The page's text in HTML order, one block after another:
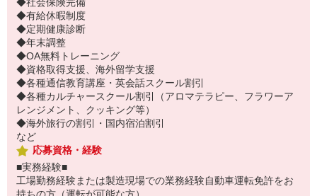
◆有給休暇制度
◆定期健康診断
◆年末調整
◆OA無料トレーニング
◆資格取得支援、海外留学支援
◆各種通信教育講座・英会話スクール割引
◆各種カルチャースクール割引（アロマテラピー、フラワーア
レンジメント、クッキング等）
◆海外旅行の割引・国内宿泊割引
など
応募資格・経験
■実務経験■
工場勤務経験または製造現場での業務経験自動車運転免許をお